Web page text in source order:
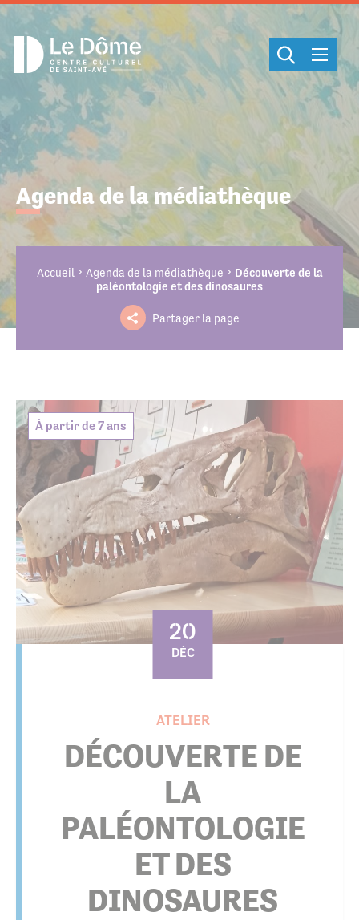
Agenda de la médiathèque
Accueil Agenda de la médiathèque
Découverte de la
paléontologie et des dinosaures
Partager la page
À partir de 7 ans
20
DÉC
ATELIER
DÉCOUVERTE DE
LA
PALÉONTOLOGIE
ET DES
DINOSAURES
Cookies management panel